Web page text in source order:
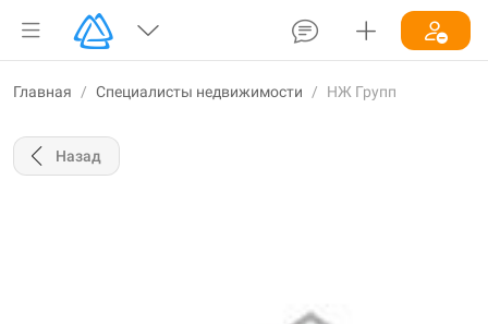
Главная / Специалисты недвижимости / НЖ Групп
Назад